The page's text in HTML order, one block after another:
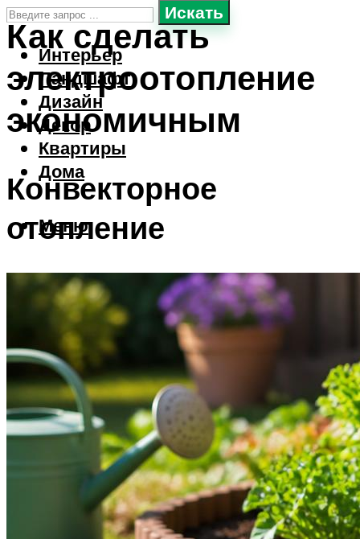
Искать
Интерьер
Ландшафт
Дизайн
Декор
Квартиры
Дома
Меню
Как сделать
электроотопление
экономичным
Конвекторное
отопление